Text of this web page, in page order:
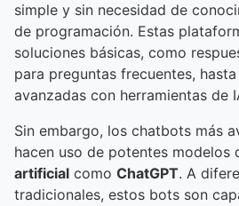
simple y sin necesidad de
de programación. Estas
soluciones básicas, como
para preguntas frecuentes,
avanzadas con herramientas de
Sin embargo, los chatbots más
hacen uso de potentes modelos
artificial como ChatGPT. A
tradicionales, estos bots son